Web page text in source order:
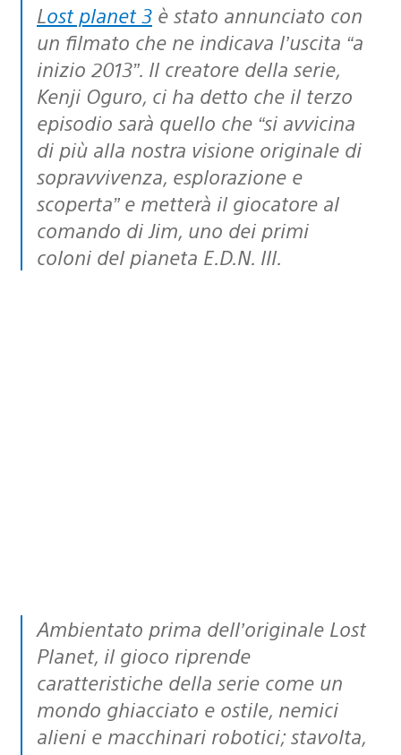
Lost planet 3 è stato annunciato con
un filmato che ne indicava l’uscita “a
inizio 2013”. Il creatore della serie,
Kenji Oguro, ci ha detto che il terzo
episodio sarà quello che “si avvicina
di più alla nostra visione originale di
sopravvivenza, esplorazione e
scoperta” e metterà il giocatore al
comando di Jim, uno dei primi
coloni del pianeta E.D.N. III.
Ambientato prima dell’originale Lost
Planet, il gioco riprende
caratteristiche della serie come un
mondo ghiacciato e ostile, nemici
alieni e macchinari robotici; stavolta,